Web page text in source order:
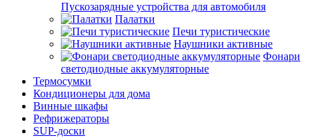
Пускозарядные устройства для автомобиля
Палатки
Печи туристические
Наушники активные
Фонари
светодиодные аккумуляторные
Термосумки
Кондиционеры для дома
Винные шкафы
Рефрижераторы
SUP-доски